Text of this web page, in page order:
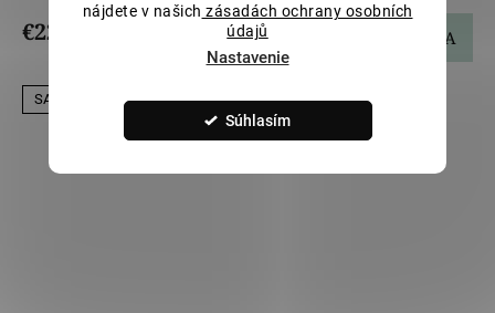
nájdete v našich zásadách ochrany osobních
údajů
Nastavenie
Súhlasím
€227,70 DO KOŠÍKA
SALECODE:LILI5:5:%